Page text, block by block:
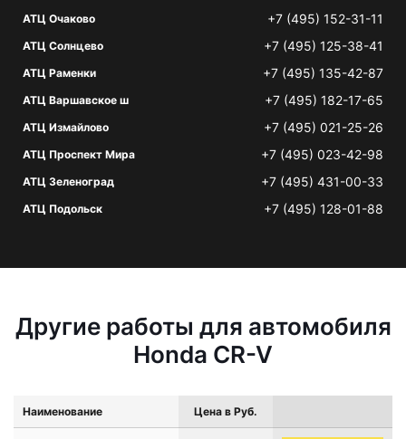
АТЦ Очаково +7 (495) 152-31-11
АТЦ Солнцево +7 (495) 125-38-41
АТЦ Раменки +7 (495) 135-42-87
АТЦ Варшавское ш +7 (495) 182-17-65
АТЦ Измайлово +7 (495) 021-25-26
АТЦ Проспект Мира +7 (495) 023-42-98
АТЦ Зеленоград +7 (495) 431-00-33
АТЦ Подольск +7 (495) 128-01-88
Другие работы для автомобиля
Honda CR-V
Наименование Цена в Руб.